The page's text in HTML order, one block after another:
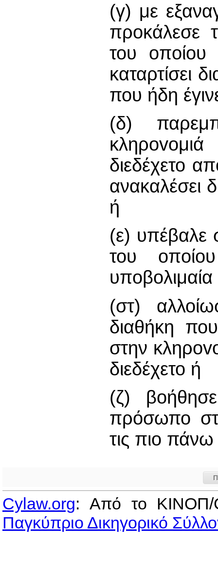
(γ) με
προκάλεσε
του oπoίoυ
καταρτίσει
που ήδη
(δ)
διεδέχετο
ανακαλέσει
ή
(ε) υπέβαλε
του
(στ)
διαθήκη
στην
διεδέχετο ή
(ζ)
πρόσωπο
τις πιο
Cylaw.org: Από το
Παγκύπριο Δικηγορικό